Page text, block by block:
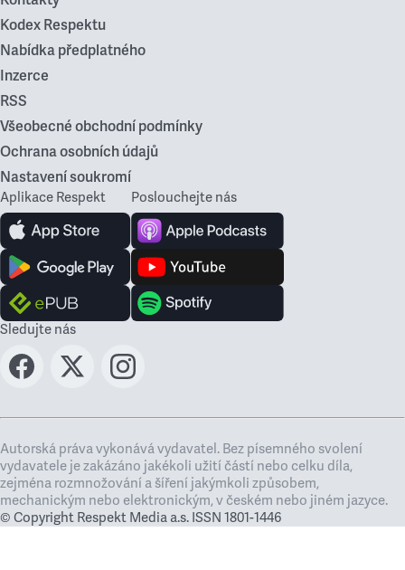
Kodex Respektu
Nabídka předplatného
Inzerce
RSS
Všeobecné obchodní podmínky
Ochrana osobních údajů
Nastavení soukromí
Aplikace Respekt Poslouchejte nás
Sledujte nás
Autorská práva vykonává vydavatel. Bez písemného svolení
vydavatele je zakázáno jakékoli užití částí nebo celku díla,
zejména rozmnožování a šíření jakýmkoli způsobem,
mechanickým nebo elektronickým, v českém nebo jiném jazyce.
© Copyright Respekt Media a.s. ISSN 1801-1446